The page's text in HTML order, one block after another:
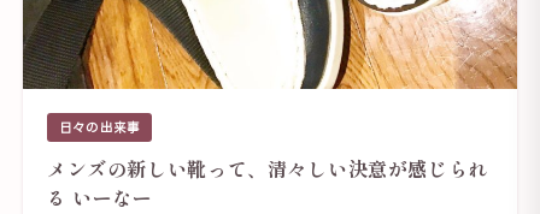
日々の出来事
メンズの新しい靴って、清々しい決意が感じられ
る いーなー